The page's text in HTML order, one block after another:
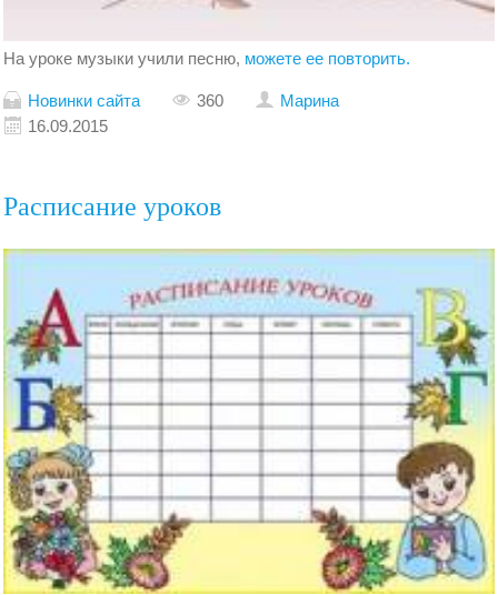
На уроке музыки учили песню, можете ее повторить.
Новинки сайта 360
Марина
16.09.2015
Расписание уроков